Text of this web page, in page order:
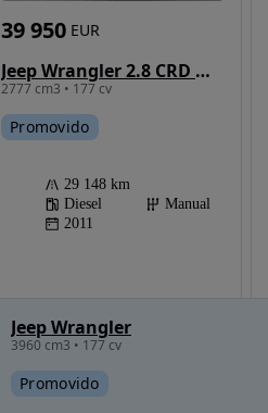
Jeep Wrangler 2.8 CRD MTX Sport
2777 cm3 • 177 cv
39 950 EUR
Promovido
29 148 km
Diesel
Manual
2011
Jeep Wrangler
3960 cm3 • 177 cv
Promovido